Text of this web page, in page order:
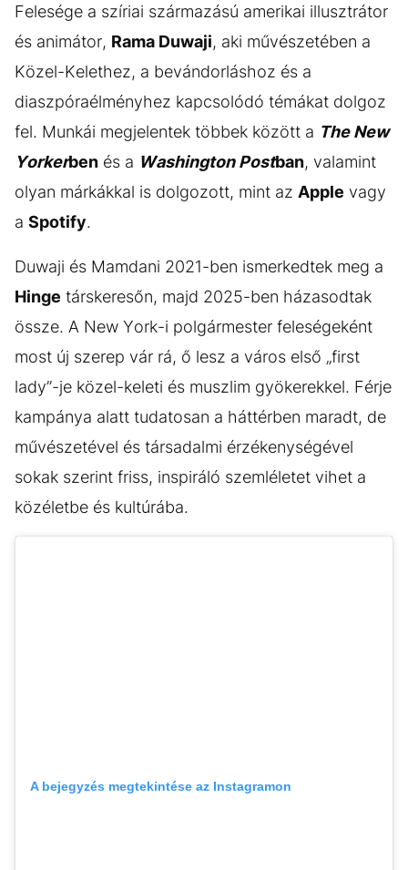
Felesége a szíriai származású amerikai illusztrátor
és animátor, Rama Duwaji, aki művészetében a
Közel-Kelethez, a bevándorláshoz és a
diaszpóraélményhez kapcsolódó témákat dolgoz
fel. Munkái megjelentek többek között a The New
Yorkerben és a Washington Postban, valamint
olyan márkákkal is dolgozott, mint az Apple vagy
a Spotify.
Duwaji és Mamdani 2021-ben ismerkedtek meg a
Hinge társkeresőn, majd 2025-ben házasodtak
össze. A New York-i polgármester feleségeként
most új szerep vár rá, ő lesz a város első „first
lady”-je közel-keleti és muszlim gyökerekkel. Férje
kampánya alatt tudatosan a háttérben maradt, de
művészetével és társadalmi érzékenységével
sokak szerint friss, inspiráló szemléletet vihet a
közéletbe és kultúrába.
A bejegyzés megtekintése az Instagramon